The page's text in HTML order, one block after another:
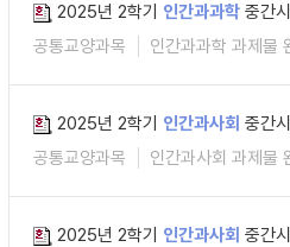
2025년 2학기 인간과과학 중간
공통교양과목
인간과과학 과제물
2025년 2학기 인간과사회 중간
공통교양과목
인간과사회 과제물
2025년 2학기 인간과사회 중간